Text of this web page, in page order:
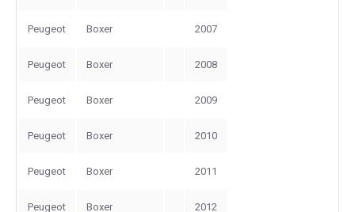
Peugeot Boxer 2007
Peugeot Boxer 2008
Peugeot Boxer 2009
Peugeot Boxer 2010
Peugeot Boxer 2011
Peugeot Boxer 2012